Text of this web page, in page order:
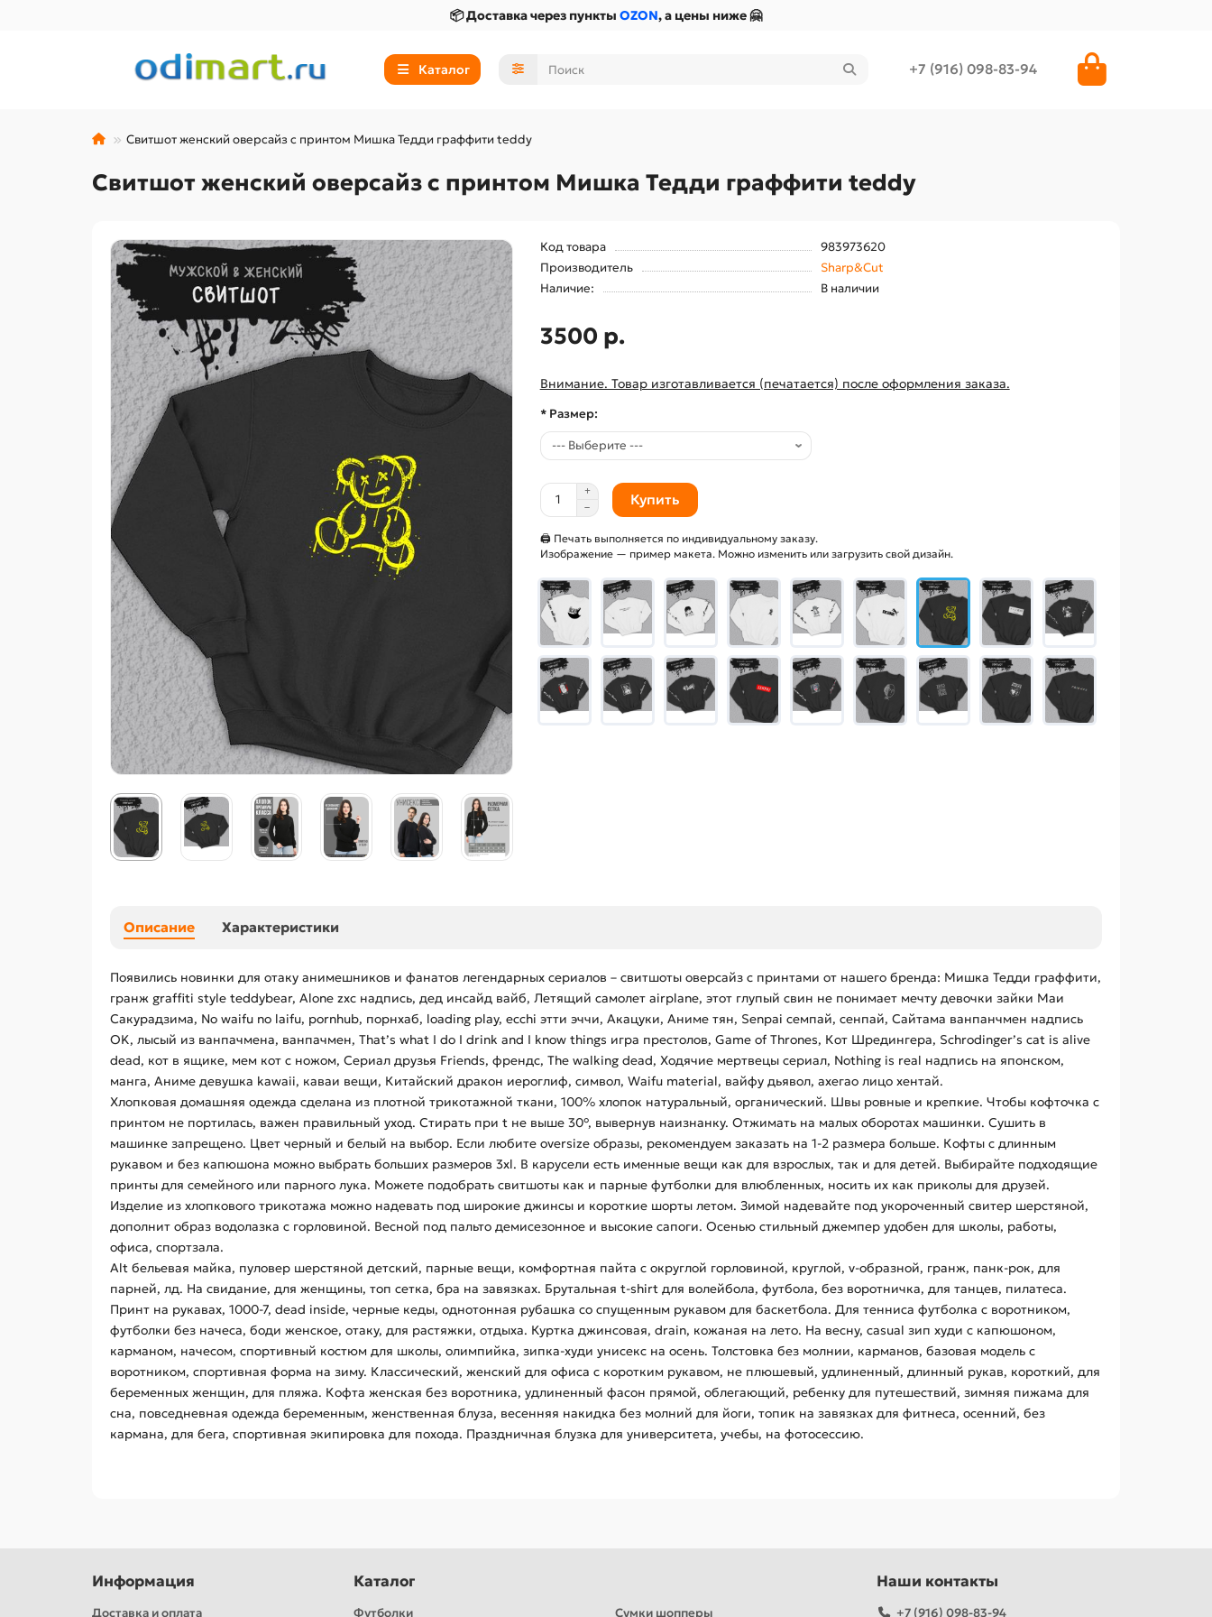
📦 Доставка через пункты OZON, а цены ниже 🤗
Каталог +7 (916) 098-83-94
Свитшот женский оверсайз с принтом Мишка Тедди граффити teddy
Свитшот женский оверсайз с принтом Мишка Тедди граффити teddy
Код товара
983973620
Производитель
Sharp&Cut
Наличие:
В наличии
3500 р.
Внимание. Товар изготавливается (печатается) после оформления заказа.
* Размер:
Купить
🖨 Печать выполняется по индивидуальному заказу.
Изображение — пример макета. Можно изменить или загрузить свой дизайн.
Описание Характеристики
Появились новинки для отаку анимешников и фанатов легендарных сериалов – свитшоты оверсайз с принтами от нашего бренда: Мишка Тедди граффити,
гранж graffiti style teddybear, Alone zxc надпись, дед инсайд вайб, Летящий самолет airplane, этот глупый свин не понимает мечту девочки зайки Маи
Сакурадзима, No waifu no laifu, pornhub, порнхаб, loading play, ecchi этти эччи, Акацуки, Аниме тян, Senpai семпай, сенпай, Сайтама ванпанчмен надпись
OK, лысый из ванпачмена, ванпачмен, That’s what I do I drink and I know things игра престолов, Game of Thrones, Кот Шредингера, Schrodinger’s cat is alive
dead, кот в ящике, мем кот с ножом, Сериал друзья Friends, френдс, The walking dead, Ходячие мертвецы сериал, Nothing is real надпись на японском,
манга, Аниме девушка kawaii, каваи вещи, Китайский дракон иероглиф, символ, Waifu material, вайфу дьявол, ахегао лицо хентай.
Хлопковая домашняя одежда сделана из плотной трикотажной ткани, 100% хлопок натуральный, органический. Швы ровные и крепкие. Чтобы кофточка с
принтом не портилась, важен правильный уход. Стирать при t не выше 30°, вывернув наизнанку. Отжимать на малых оборотах машинки. Сушить в
машинке запрещено. Цвет черный и белый на выбор. Если любите oversize образы, рекомендуем заказать на 1-2 размера больше. Кофты с длинным
рукавом и без капюшона можно выбрать больших размеров 3xl. В карусели есть именные вещи как для взрослых, так и для детей. Выбирайте подходящие
принты для семейного или парного лука. Можете подобрать свитшоты как и парные футболки для влюбленных, носить их как приколы для друзей.
Изделие из хлопкового трикотажа можно надевать под широкие джинсы и короткие шорты летом. Зимой надевайте под укороченный свитер шерстяной,
дополнит образ водолазка с горловиной. Весной под пальто демисезонное и высокие сапоги. Осенью стильный джемпер удобен для школы, работы,
офиса, спортзала.
Alt бельевая майка, пуловер шерстяной детский, парные вещи, комфортная пайта с округлой горловиной, круглой, v-образной, гранж, панк-рок, для
парней, лд. На свидание, для женщины, топ сетка, бра на завязках. Брутальная t-shirt для волейбола, футбола, без воротничка, для танцев, пилатеса.
Принт на рукавах, 1000-7, dead inside, черные кеды, однотонная рубашка со спущенным рукавом для баскетбола. Для тенниса футболка с воротником,
футболки без начеса, боди женское, отаку, для растяжки, отдыха. Куртка джинсовая, drain, кожаная на лето. На весну, casual зип худи с капюшоном,
карманом, начесом, спортивный костюм для школы, олимпийка, зипка-худи унисекс на осень. Толстовка без молнии, карманов, базовая модель с
воротником, спортивная форма на зиму. Классический, женский для офиса с коротким рукавом, не плюшевый, удлиненный, длинный рукав, короткий, для
беременных женщин, для пляжа. Кофта женская без воротника, удлиненный фасон прямой, облегающий, ребенку для путешествий, зимняя пижама для
сна, повседневная одежда беременным, женственная блуза, весенняя накидка без молний для йоги, топик на завязках для фитнеса, осенний, без
кармана, для бега, спортивная экипировка для похода. Праздничная блузка для университета, учебы, на фотосессию.
Информация
Доставка и оплата
Каталог
Футболки Сумки шопперы
Наши контакты
+7 (916) 098-83-94